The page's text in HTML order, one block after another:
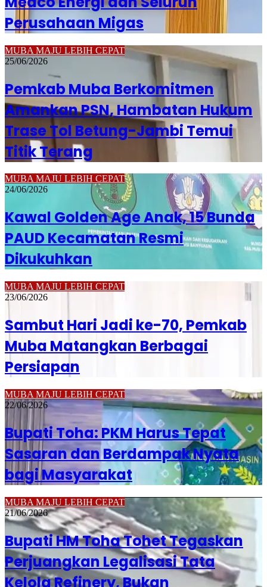
Perusahaan Migas
MUBA MAJU LEBIH CEPAT
25/06/2026
Pemkab Muba Berkomitmen
Amankan PSN, Hambatan Hukum
Trase Tol Betung-Jambi Temui
Titik Terang
MUBA MAJU LEBIH CEPAT
24/06/2026
Kawal Golden Age Anak, 15 Bunda
PAUD Kecamatan Resmi
Dikukuhkan
MUBA MAJU LEBIH CEPAT
23/06/2026
Sambut Hari Jadi ke-70, Pemkab
Muba Matangkan Berbagai
Persiapan
MUBA MAJU LEBIH CEPAT
22/06/2026
Bupati Toha: PKM Harus Tepat
Sasaran dan Berdampak Nyata
bagi Masyarakat
MUBA MAJU LEBIH CEPAT
21/06/2026
Bupati HM Toha Tohet Tegaskan
Perjuangkan Legalisasi Tata
Kelola Refinery, Bukan